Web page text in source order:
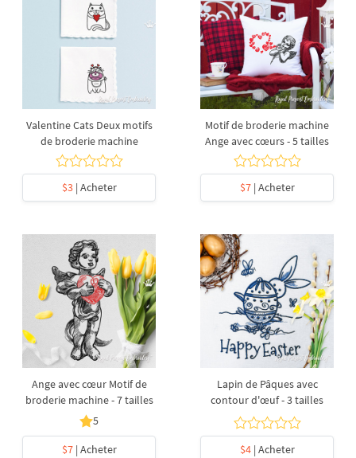
Valentine Cats Deux motifs
de broderie machine
$3| Acheter
Motif de broderie machine
Ange avec cœurs - 5 tailles
$7| Acheter
Ange avec cœur Motif de
broderie machine - 7 tailles
5
$7| Acheter
Lapin de Pâques avec
contour d'œuf - 3 tailles
$4| Acheter